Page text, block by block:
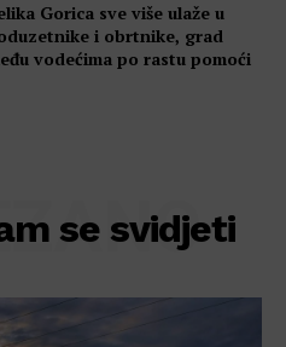
Gorica sve više ulaže u
i obrtnike, grad
vodećima po rastu pomoći
se svidjeti